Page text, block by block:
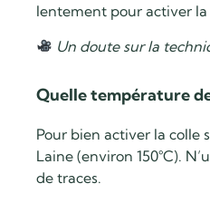
lentement pour activer
Un doute sur la
Quelle température
Pour bien activer la colle
Laine (environ 150°C).
de traces.